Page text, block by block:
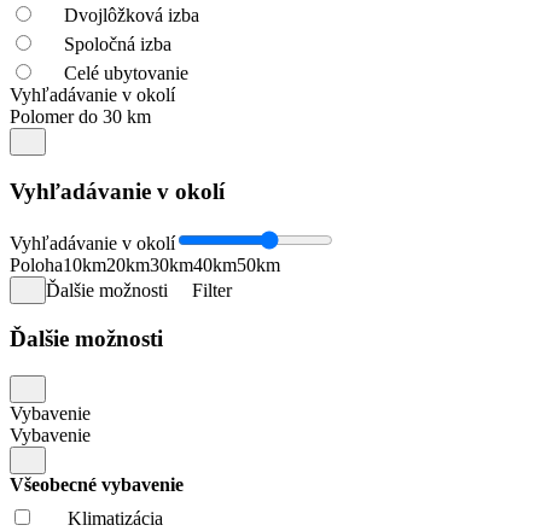
Dvojlôžková izba
Spoločná izba
Celé ubytovanie
Vyhľadávanie v okolí
Polomer do 30 km
Vyhľadávanie v okolí
Vyhľadávanie v okolí
Poloha10km20km30km40km50km
Ďalšie možnosti
Filter
Ďalšie možnosti
Vybavenie
Vybavenie
Všeobecné vybavenie
Klimatizácia